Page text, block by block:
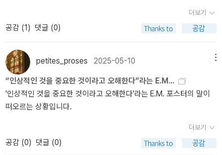
다. 오분, 십분 혹은 한 시간은 그럴 수 있겠지만, 밥은 어떻게 먹고 용
회적 분위기는 «블랙 라이크 미»에서 접할 수 있습니다. 오래 전, 시
까요? 정보로 격차를 만드는 비열한 세상일지도 모르겠습니다. 일부
의 희망과 염원이 많은 인류를 기술의 노예로 만들고 있는지 모르겠
습니다. 왜 모든 주문을 앱으로 해야 하는 걸까요? 플랫폼에서 모든
걸 하도록 해놓았는데, 직접 가서 주문하는 게 더 빠르고 쓸데없는 데
신경을 쓰지 않을 수 있습니다. 더 자유로울 수 있습니다. 모 카페에
가면, 매장 안에서도 앱으로 주문하고 받으러 가는 사람들을 볼 때가
있습니다. 인류의 진화가 얻는 것과 잃는 것들 사이에서 적절한 균형
을 찾기를 바랍니다.5천년 동안 인류가 노력해서 얻은 읽는 능력이
의 부상이 다양한 논의를 촉발하고 있지만, 좀처럼 논의되고 있지 않
은 영역이 바로 언어를 통한 사회화 과정의 급격한 변화입니다. 최근
한 선생님에게 학생들이 인공지능을 좋아하는 이유 중 하나가 '화를
내지 않기 때문'이라는 이야기를 전해 들었습니다. 부모님이나 선생
님들은 두세 번만 연속으로 질문을 해도 회피하거나 짜증을 내는데,
인공지능은 절대 화를 내지 않고 묵묵히 ‘인내심을 가지고’ 답을 해 준
다는 것이었지요. 그 학생들에게는 인공지능의 빠른 언어 생성과 높
은 생산성도 중요했지만, 이전과는 전혀 다른 사회적 상호작용을 경
더보기
공감 (1) 댓글 (0)
petites_proses 2025-05-10
“인상적인 것을 중요한 것이라고 오해한다”라는 E.M...
'인상적인 것을 중요한 것이라고 오해한다'라는 E.M. 포스터의 말이
떠오르는 상황입니다.
더보기
공감 (0) 댓글 (0)